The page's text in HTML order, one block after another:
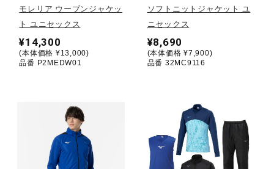
ゴルフ
バレーボール
モレリア ウーブンジャケッ
ト ユニセックス
¥14,300
(本体価格 ¥13,000)
品番 P2MEDW01
ソフトニットジャケット ユ
ニセックス
¥8,690
(本体価格 ¥7,900)
品番 32MC9116